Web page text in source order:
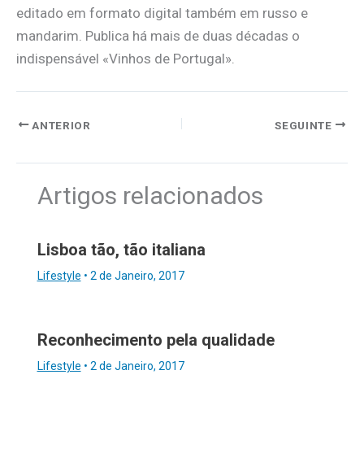
editado em formato digital também em russo e
mandarim. Publica há mais de duas décadas o
indispensável «Vinhos de Portugal».
ANTERIOR SEGUINTE
Artigos relacionados
Lisboa tão, tão italiana
Lifestyle • 2 de Janeiro, 2017
Reconhecimento pela qualidade
Lifestyle • 2 de Janeiro, 2017